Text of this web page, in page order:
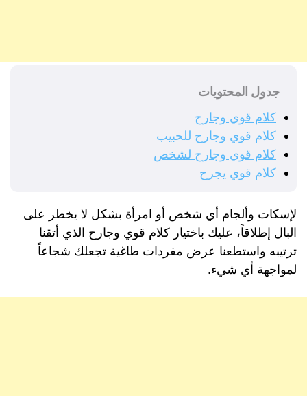
جدول المحتويات
كلام قوي وجارح
كلام قوي وجارح للحبيب
كلام قوي وجارح لشخص
كلام قوي يجرح
لإسكات وألجام أي شخص أو امرأة بشكل لا يخطر على
البال إطلاقاً، عليك باختيار كلام قوي وجارح الذي أتقنا
ترتيبه واستطعنا عرض مفردات طاغية تجعلك شجاعاً
لمواجهة أي شيء.